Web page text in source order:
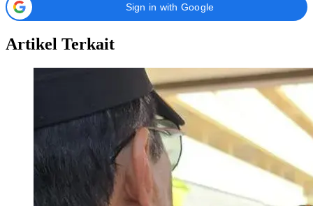
Sign in with Google
Artikel Terkait